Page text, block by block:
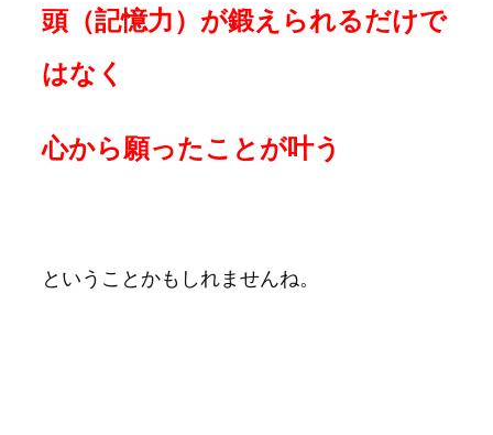
頭（記憶力）が鍛えられるだけで
はなく
心から願ったことが叶う
ということかもしれませんね。